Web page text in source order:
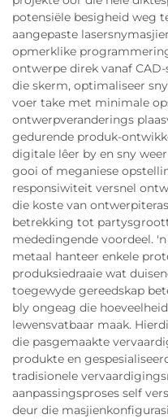
potensiële besigheid weg
aangepaste
opmerklike
ontwerpe direk vanaf
die skerm, optimaliseer
voer take met minimale
ontwerpveranderings
gedurende produk-
digitale lêer by en sny
gooi of meganiese
responsiwiteit versnel
die koste van
betrekking tot
mededingende voordeel.
metaal hanteer enkele
produksiedraaie wat
toegewyde gereedskap
bly ongeag die
lewensvatbaar maak.
die pasgemaakte
produkte en
tradisionele
aanpassingsproses self
deur die